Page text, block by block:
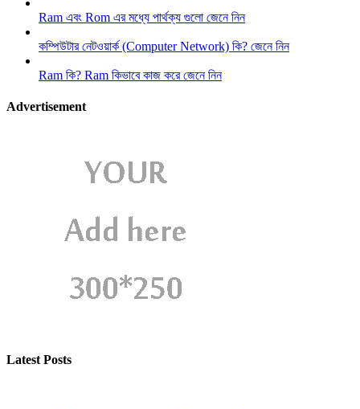
Ram এবং Rom এর মধ্যে পার্থক্য গুলো জেনে নিন
কম্পিউটার নেটওয়ার্ক (Computer Network) কি? জেনে নিন
Ram কি? Ram কিভাবে কাজ করে জেনে নিন
Advertisement
Latest Posts